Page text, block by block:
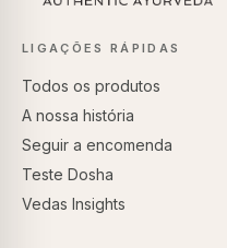
LIGAÇÕES RÁPIDAS
Todos os produtos
A nossa história
Seguir a encomenda
Teste Dosha
Vedas Insights